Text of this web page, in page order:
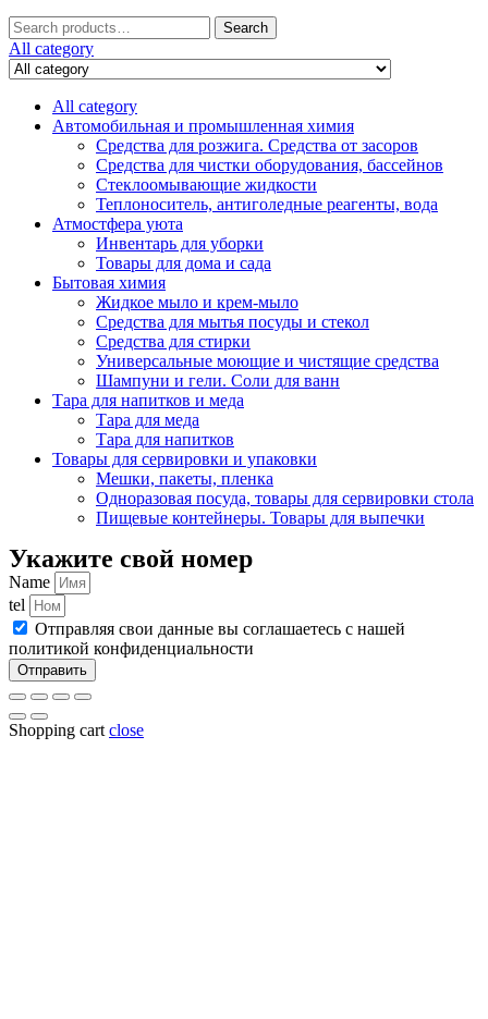
Search
for:
Search
All category
All category
Автомобильная и промышленная химия
Средства для розжига. Средства от засоров
Средства для чистки оборудования, бассейнов
Стеклоомывающие жидкости
Теплоноситель, антиголедные реагенты, вода
Атмостфера уюта
Инвентарь для уборки
Товары для дома и сада
Бытовая химия
Жидкое мыло и крем-мыло
Средства для мытья посуды и стекол
Средства для стирки
Универсальные моющие и чистящие средства
Шампуни и гели. Соли для ванн
Тара для напитков и меда
Тара для меда
Тара для напитков
Товары для сервировки и упаковки
Мешки, пакеты, пленка
Одноразовая посуда, товары для сервировки стола
Пищевые контейнеры. Товары для выпечки
Укажите свой номер
Name
tel
Отправляя свои данные вы соглашаетесь с нашей
политикой конфиденциальности
Отправить
Shopping cart close